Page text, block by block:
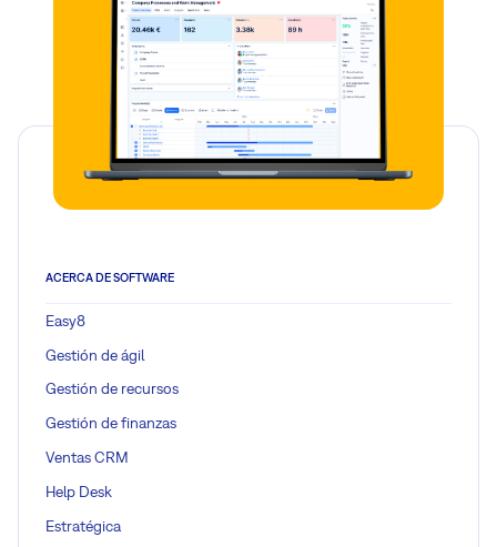
ACERCA DE SOFTWARE
Easy8
Gestión de ágil
Gestión de recursos
Gestión de finanzas
Ventas CRM
Help Desk
Estratégica